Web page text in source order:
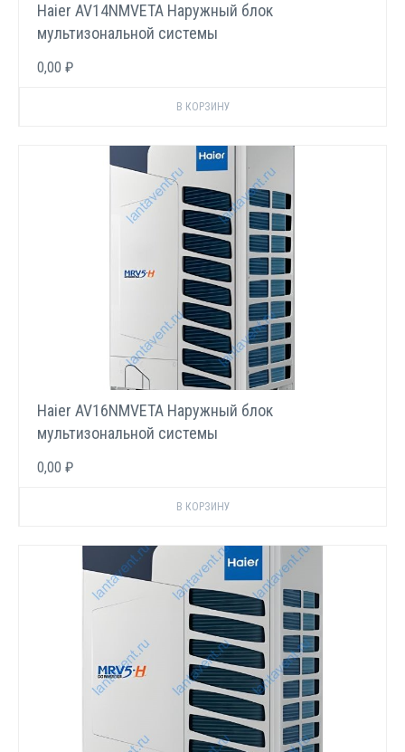
Haier AV14NMVETA Наружный блок
мультизональной системы
0,00 ₽
Haier AV16NMVETA Наружный блок
мультизональной системы
0,00 ₽